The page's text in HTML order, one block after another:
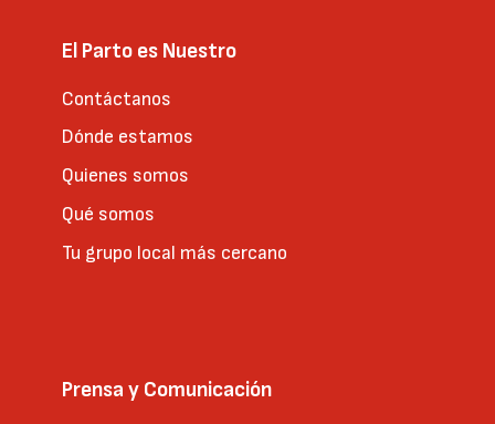
El Parto es Nuestro
Contáctanos
Dónde estamos
Quienes somos
Qué somos
Tu grupo local más cercano
Prensa y Comunicación